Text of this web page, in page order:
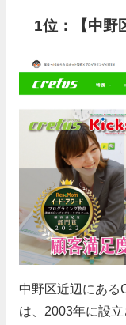
1位：【中野
中野区近辺にある
は、2003年に設